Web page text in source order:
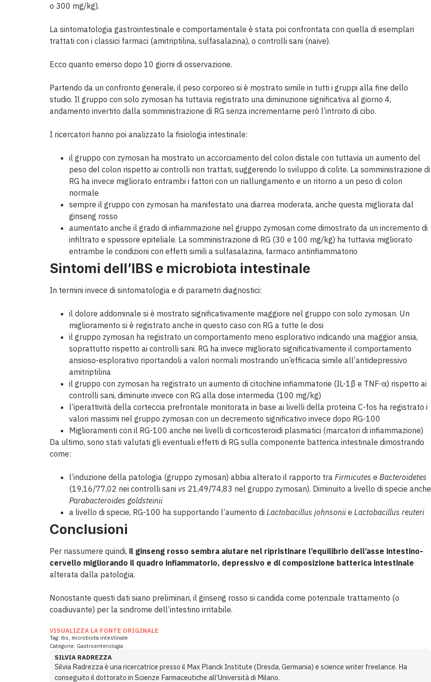
o 300 mg/kg).
La sintomatologia gastrointestinale e comportamentale è stata poi confrontata con quella di esemplari
trattati con i classici farmaci (amitriptilina, sulfasalazina), o controlli sani (naive).
Ecco quanto emerso dopo 10 giorni di osservazione.
Partendo da un confronto generale, il peso corporeo si è mostrato simile in tutti i gruppi alla fine dello
studio. Il gruppo con solo zymosan ha tuttavia registrato una diminuzione significativa al giorno 4,
andamento invertito dalla somministrazione di RG senza incrementarne però l’introito di cibo.
I ricercatori hanno poi analizzato la fisiologia intestinale:
il gruppo con zymosan ha mostrato un accorciamento del colon distale con tuttavia un aumento del
peso del colon rispetto ai controlli non trattati, suggerendo lo sviluppo di colite. La somministrazione di
RG ha invece migliorato entrambi i fattori con un riallungamento e un ritorno a un peso di colon
normale
sempre il gruppo con zymosan ha manifestato una diarrea moderata, anche questa migliorata dal
ginseng rosso
aumentato anche il grado di infiammazione nel gruppo zymosan come dimostrato da un incremento di
infiltrato e spessore epiteliale. La somministrazione di RG (30 e 100 mg/kg) ha tuttavia migliorato
entrambe le condizioni con effetti simili a sulfasalazina, farmaco antinfiammatorio
Sintomi dell’IBS e microbiota intestinale
In termini invece di sintomatologia e di parametri diagnostici:
il dolore addominale si è mostrato significativamente maggiore nel gruppo con solo zymosan. Un
miglioramento si è registrato anche in questo caso con RG a tutte le dosi
il gruppo zymosan ha registrato un comportamento meno esplorativo indicando una maggior ansia,
soprattutto rispetto ai controlli sani. RG ha invece migliorato significativamente il comportamento
ansioso-esplorativo riportandoli a valori normali mostrando un’efficacia simile all’antidepressivo
amitriptilina
il gruppo con zymosan ha registrato un aumento di citochine infiammatorie (IL-1β e TNF-α) rispetto ai
controlli sani, diminuite invece con RG alla dose intermedia (100 mg/kg)
l’iperattività della corteccia prefrontale monitorata in base ai livelli della proteina C-fos ha registrato i
valori massimi nel gruppo zymosan con un decremento significativo invece dopo RG-100
Miglioramenti con il RG-100 anche nei livelli di corticosteroidi plasmatici (marcatori di infiammazione)
Da ultimo, sono stati valutati gli eventuali effetti di RG sulla componente batterica intestinale dimostrando
come:
l’induzione della patologia (gruppo zymosan) abbia alterato il rapporto tra Firmicutes e Bacteroidetes
(19,16/77,02 nei controlli sani vs 21,49/74,83 nel gruppo zymosan). Diminuito a livello di specie anche
Parabacteroides goldsteinii
a livello di specie, RG-100 ha supportando l’aumento di Lactobacillus johnsoniie Lactobacillus reuteri
Conclusioni
Per riassumere quindi, il ginseng rosso sembra aiutare nel ripristinare l’equilibrio dell’asse intestino-
cervello migliorando il quadro infiammatorio, depressivo e di composizione batterica intestinale
alterata dalla patologia.
Nonostante questi dati siano preliminari, il ginseng rosso si candida come potenziale trattamento (o
coadiuvante) per la sindrome dell’intestino irritabile.
VISUALIZZA LA FONTE ORIGINALE
Tag: ibs microbiota intestinale
Categorie: Gastroenterologia
SILVIA RADREZZA
Silvia Radrezza è una ricercatrice presso il Max Planck Institute (Dresda, Germania) e science writer freelance. Ha
conseguito il dottorato in Scienze Farmaceutiche all’Università di Milano.